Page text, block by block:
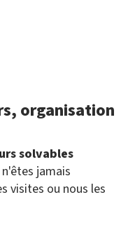
organisation
solvables
n'êtes jamais
visites ou nous les